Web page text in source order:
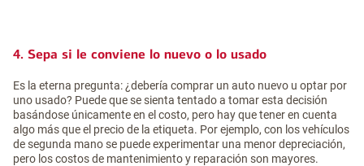
4. Sepa si le conviene lo nuevo o lo usado
Es la eterna pregunta: ¿debería comprar un auto nuevo u optar por
uno usado? Puede que se sienta tentado a tomar esta decisión
basándose únicamente en el costo, pero hay que tener en cuenta
algo más que el precio de la etiqueta. Por ejemplo, con los vehículos
de segunda mano se puede experimentar una menor depreciación,
pero los costos de mantenimiento y reparación son mayores.